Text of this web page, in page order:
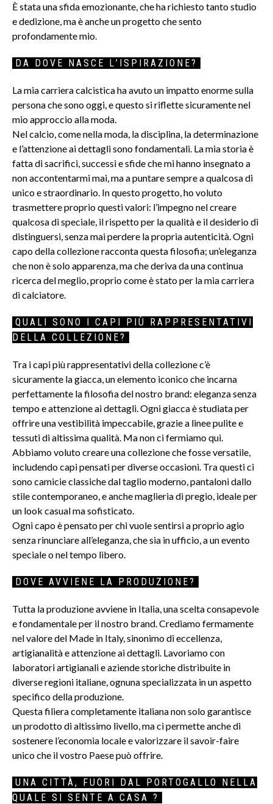
È stata una sfida emozionante, che ha richiesto tanto studio
e dedizione, ma è anche un progetto che sento
profondamente mio.
DA DOVE NASCE L’ISPIRAZIONE?
La mia carriera calcistica ha avuto un impatto enorme sulla
persona che sono oggi, e questo si riflette sicuramente nel
mio approccio alla moda.
Nel calcio, come nella moda, la disciplina, la determinazione
e l’attenzione ai dettagli sono fondamentali. La mia storia è
fatta di sacrifici, successi e sfide che mi hanno insegnato a
non accontentarmi mai, ma a puntare sempre a qualcosa di
unico e straordinario. In questo progetto, ho voluto
trasmettere proprio questi valori: l’impegno nel creare
qualcosa di speciale, il rispetto per la qualità e il desiderio di
distinguersi, senza mai perdere la propria autenticità. Ogni
capo della collezione racconta questa filosofia; un’eleganza
che non è solo apparenza, ma che deriva da una continua
ricerca del meglio, proprio come è stato per la mia carriera
di calciatore.
QUALI SONO I CAPI PIÙ RAPPRESENTATIVI
DELLA COLLEZIONE?
Tra i capi più rappresentativi della collezione c’è
sicuramente la giacca, un elemento iconico che incarna
perfettamente la filosofia del nostro brand: eleganza senza
tempo e attenzione ai dettagli. Ogni giacca è studiata per
offrire una vestibilità impeccabile, grazie a linee pulite e
tessuti di altissima qualità. Ma non ci fermiamo qui.
Abbiamo voluto creare una collezione che fosse versatile,
includendo capi pensati per diverse occasioni. Tra questi ci
sono camicie classiche dal taglio moderno, pantaloni dallo
stile contemporaneo, e anche maglieria di pregio, ideale per
un look casual ma sofisticato.
Ogni capo è pensato per chi vuole sentirsi a proprio agio
senza rinunciare all’eleganza, che sia in ufficio, a un evento
speciale o nel tempo libero.
DOVE AVVIENE LA PRODUZIONE?
Tutta la produzione avviene in Italia, una scelta consapevole
e fondamentale per il nostro brand. Crediamo fermamente
nel valore del Made in Italy, sinonimo di eccellenza,
artigianalità e attenzione ai dettagli. Lavoriamo con
laboratori artigianali e aziende storiche distribuite in
diverse regioni italiane, ognuna specializzata in un aspetto
specifico della produzione.
Questa filiera completamente italiana non solo garantisce
un prodotto di altissimo livello, ma ci permette anche di
sostenere l’economia locale e valorizzare il savoir-faire
unico che il vostro Paese può offrire.
UNA CITTÀ, FUORI DAL PORTOGALLO NELLA
QUALE SI SENTE A CASA ?